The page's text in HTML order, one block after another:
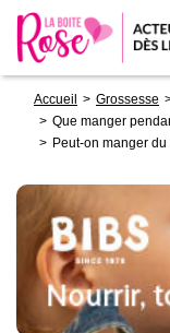
contenu
d'Ariane
Accueil Grossesse
Que manger
Peut-on manger